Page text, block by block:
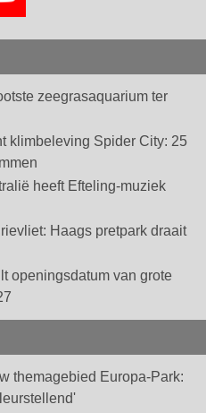
zeegrasaquarium ter
klimbeleving Spider City: 25
heeft Efteling-muziek
Haags pretpark draait
openingsdatum van grote
themagebied Europa-Park: